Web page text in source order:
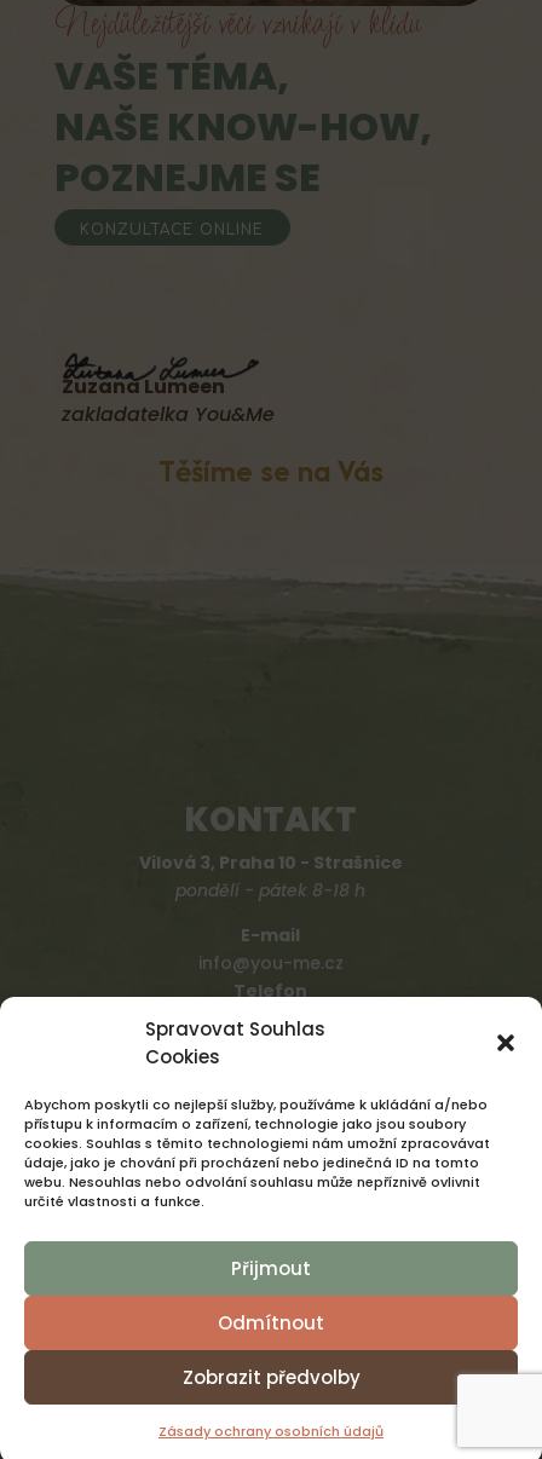
Spravovat Souhlas
Cookies
Abychom poskytli co nejlepší služby, používáme k ukládání a/nebo
přístupu k informacím o zařízení, technologie jako jsou soubory
cookies. Souhlas s těmito technologiemi nám umožní zpracovávat
údaje, jako je chování při procházení nebo jedinečná ID na tomto
webu. Nesouhlas nebo odvolání souhlasu může nepříznivě ovlivnit
určité vlastnosti a funkce.
Přijmout
Odmítnout
Zobrazit předvolby
Zásady ochrany osobních údajů
Nejdůležitější věci vznikají v klidu
VAŠE TÉMA,
NAŠE KNOW-HOW,
POZNEJME SE
KONZULTACE ONLINE
Zuzana Lumeen
zakladatelka You&Me
Těšíme se na Vás
KONTAKT
Vilová 3, Praha 10 - Strašnice
pondělí - pátek 8-18 h
E-mail
info@you-me.cz
Telefon
+420 731 109 137
ZÁSADY OCHRANY OSOBNÍCH ÚDAJŮ